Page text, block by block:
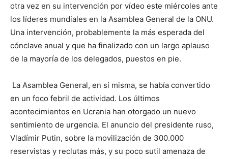
otra vez en su intervención por vídeo este miércoles ante
los líderes mundiales en la Asamblea General de la ONU.
Una intervención, probablemente la más esperada del
cónclave anual y que ha finalizado con un largo aplauso
de la mayoría de los delegados, puestos en pie.
La Asamblea General, en sí misma, se había convertido
en un foco febril de actividad. Los últimos
acontecimientos en Ucrania han otorgado un nuevo
sentimiento de urgencia. El anuncio del presidente ruso,
Vladímir Putin, sobre la movilización de 300.000
reservistas y reclutas más, y su poco sutil amenaza de